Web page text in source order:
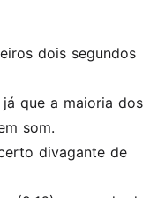
dois segundos
já que a maioria dos
som.
divagante de